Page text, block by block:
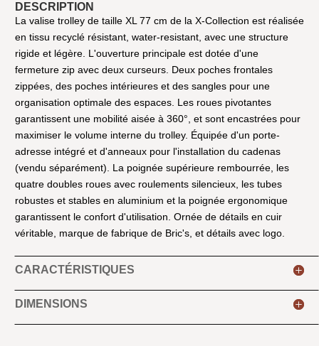
DESCRIPTION
La valise trolley de taille XL 77 cm de la X-Collection est réalisée
en tissu recyclé résistant, water-resistant, avec une structure
rigide et légère. L'ouverture principale est dotée d'une
fermeture zip avec deux curseurs. Deux poches frontales
zippées, des poches intérieures et des sangles pour une
organisation optimale des espaces. Les roues pivotantes
garantissent une mobilité aisée à 360°, et sont encastrées pour
maximiser le volume interne du trolley. Équipée d'un porte-
adresse intégré et d'anneaux pour l'installation du cadenas
(vendu séparément). La poignée supérieure rembourrée, les
quatre doubles roues avec roulements silencieux, les tubes
robustes et stables en aluminium et la poignée ergonomique
garantissent le confort d'utilisation. Ornée de détails en cuir
véritable, marque de fabrique de Bric's, et détails avec logo.
CARACTÉRISTIQUES
DIMENSIONS